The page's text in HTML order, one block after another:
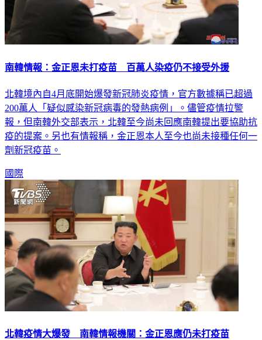
南韓情報：金正恩未打疫苗 百萬人染疫仍不接受外援
北韓境內自4月底開始爆發新冠肺炎疫情，官方數據稱已超過
200萬人「疑似感染新冠病毒的發熱病例」。儘管疫情拉警
報，但南韓外交部表示，北韓至今尚未回應南韓提出要協助抗
疫的提案。另也有情報稱，金正恩本人至今也尚未接種任何一
劑新冠疫苗。
國際
北韓疫情大爆發 南韓情報機關：金正恩應仍未打疫苗